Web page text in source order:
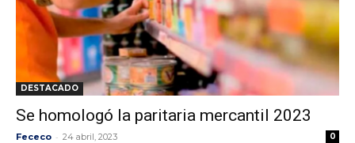
DESTACADO
Se homologó la paritaria mercantil 2023
Fececo - 24 abril, 2023 0